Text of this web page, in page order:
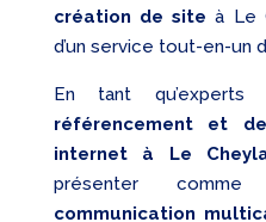
création de site à Le
d’un service tout-en-un
En tant
référencement et
internet à Le
présenter
communication